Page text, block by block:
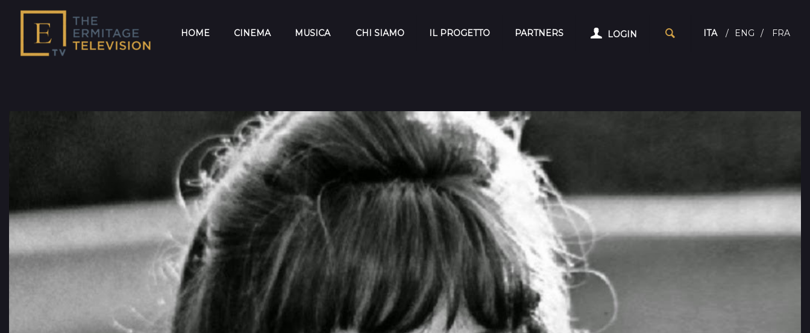
HOME CINEMA MUSICA CHI SIAMO IL PROGETTO PARTNERS LOGIN ITA / ENG / FRA